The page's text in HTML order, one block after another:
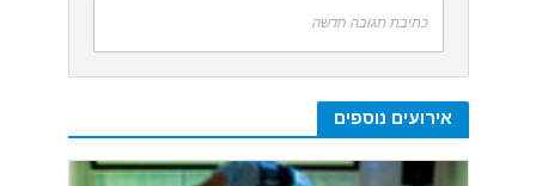
כתיבת תגובה חדשה
אירועים נוספים